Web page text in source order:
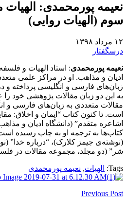
نعیمه پورمحمدی:
سوم (الهیات روایی)
۱۲ مرداد ۱۳۹۸
درسگفتار
نعیمه پورمحمدی: استاد الهیات و
ادیان و مذاهب. او در مراکز علمی
زبان‌های فارسی و انگلیسی پرداخته
به این دو زبان مقالات پژوهشی خود
مقالات متعددی به زبان‌های فارسی و
است. تا کنون کتاب “ایمان و اخلاق:
کتاب‌ها به ترجمه او به چاپ رسیده
(نوشته‌ی جیمز کلارک)، “درباره خدا”
شر” (دو مجلد، مجموعه مقالات در
Tags: الهیات نعیمه پورمحمدی
Previous Post